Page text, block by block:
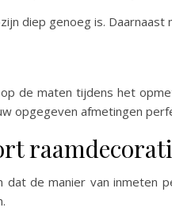
diep genoeg is.
de maten tijdens het
opgegeven afmetingen
de manier van inmeten